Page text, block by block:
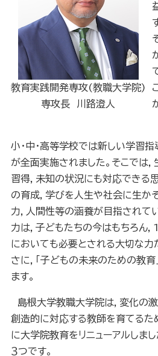
教育実践開発専攻(教職大学院)
専攻長 川路澄人
小・中・高等学校では新しい学習
が全面実施されました。そこでは，
習得， 未知の状況にも対応できる
の育成， 学びを人生や社会に生か
力，人間性等の涵養が目指されて
力は，子どもたちの今はもちろん
においても必要とされる大切な力
さに，「子どもの未来のための教
ます。
島根大学教職大学院は，変化の
創造的に対応する教師を育てるた
に大学院教育をリニューアルしま
３つです。